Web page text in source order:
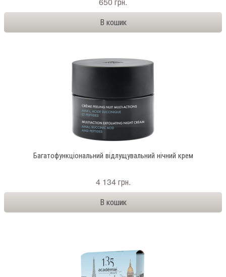
Багатофункціональний відлущувальний нічний крем
4 134 грн.